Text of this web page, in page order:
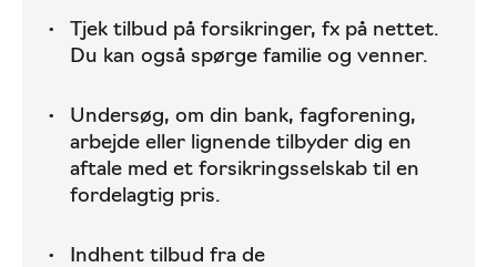
Tjek tilbud på forsikringer, fx på nettet.
Du kan også spørge familie og venner.
Undersøg, om din bank, fagforening,
arbejde eller lignende tilbyder dig en
aftale med et forsikringsselskab til en
fordelagtig pris.
Indhent tilbud fra de